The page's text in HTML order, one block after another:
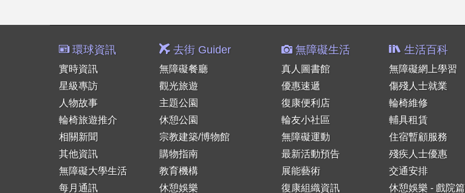
環球資訊
實時資訊
星級專訪
人物故事
輪椅旅遊推介
相關新聞
其他資訊
無障礙大學生活
每月通訊
去街 Guider
無障礙餐廳
觀光旅遊
主題公園
休憩公園
宗教建築/博物館
購物指南
教育機構
休憩娛樂
無障礙生活
真人圖書館
優惠速遞
復康便利店
輪友小社區
無障礙運動
最新活動預告
展能藝術
復康組織資訊
生活百科
無障礙網上學習
傷殘人士就業
輪椅維修
輔具租賃
住宿暫顧服務
殘疾人士優惠
交通安排
休憩娛樂 - 戲院篇